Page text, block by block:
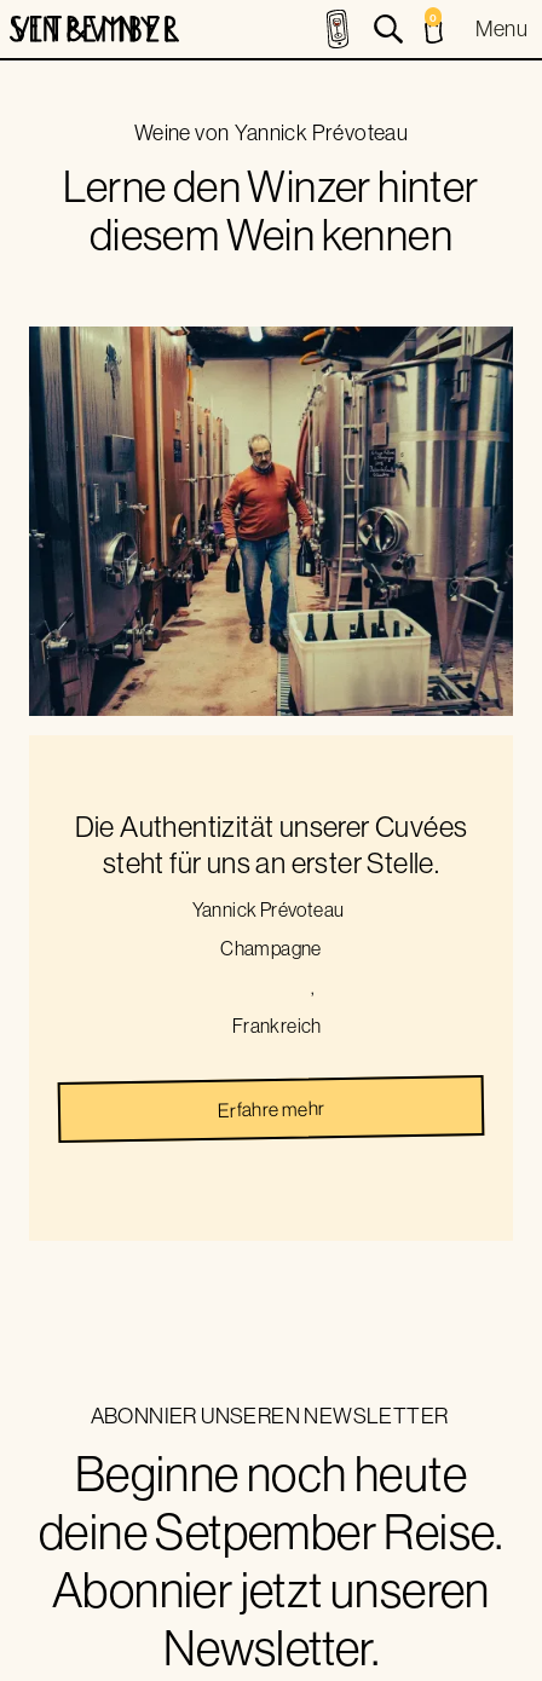
0 Menu
Weine von Yannick Prévoteau
Lerne den Winzer hinter
diesem Wein kennen
Die Authentizität unserer Cuvées
steht für uns an erster Stelle.
Yannick Prévoteau
Champagne
,
Frankreich
Erfahre mehr
ABONNIER UNSEREN NEWSLETTER
Beginne noch heute
deine Setpember Reise.
Abonnier jetzt unseren
Newsletter.